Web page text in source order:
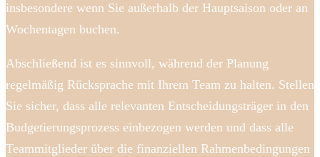
insbesondere wenn Sie außerhalb der Hauptsaison oder an
Wochentagen buchen.
Abschließend ist es sinnvoll, während der Planung
regelmäßig Rücksprache mit Ihrem Team zu halten. Stellen
Sie sicher, dass alle relevanten Entscheidungsträger in den
Budgetierungsprozess einbezogen werden und dass alle
Teammitglieder über die finanziellen Rahmenbedingungen